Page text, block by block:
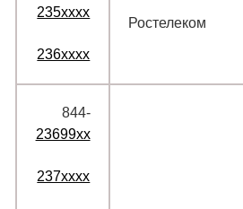
235xxxx
236xxxx
Ростелеком
844‑
23699xx
237xxxx